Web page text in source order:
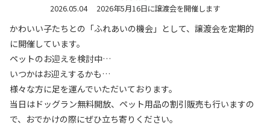
2026.05.04 2026年5月16日に譲渡会を開催します
かわいい子たちとの「ふれあいの機会」として、譲渡会を定期的
に開催しています。
ペットのお迎えを検討中…
​いつかはお迎えするかも…
様々な方に足を運んでいただいております。
当日はドッグラン無料開放、ペット用品の割引販売も行いますの
で、おでかけの際にぜひ立ち寄りください。